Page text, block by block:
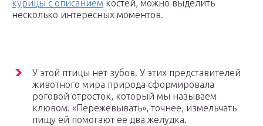
курицы с описанием костей, можно выделить
несколько интересных моментов.
У этой птицы нет зубов. У этих представителей
животного мира природа сформировала
роговой отросток, который мы называем
клювом. «Пережевывать», точнее, измельчать
пищу ей помогают ее два желудка.